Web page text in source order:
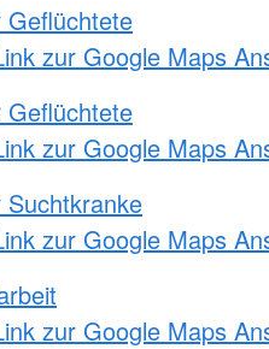
Geflüchtete
zur Google Maps
Geflüchtete
zur Google Maps
Suchtkranke
zur Google Maps
zur Google Maps